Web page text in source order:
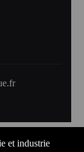
et industrie